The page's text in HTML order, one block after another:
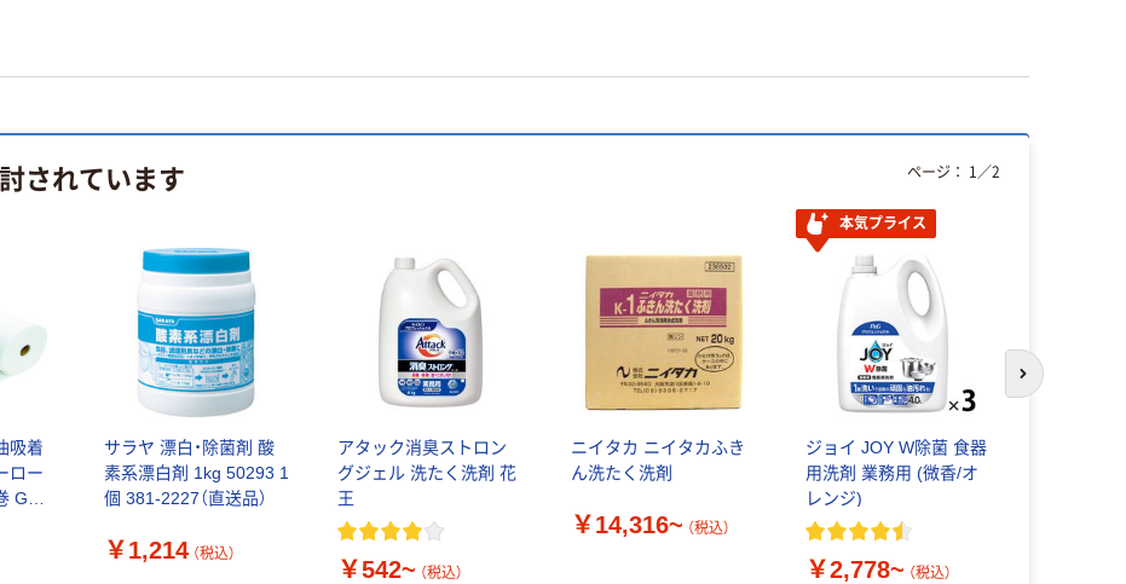
されています
吸着
ロー
GH-
サラヤ 漂白・除菌剤 酸
素系漂白剤 1kg 50293 1
個 381-2227（直送品）
￥1,214 （税込）
アタック消臭ストロン
グジェル 洗たく洗剤 花
王
￥542~ （税込）
ニイタカ ニイタカふき
ん洗たく洗剤
￥14,316~ （税込）
本気プライス
ジョイ JOY W除菌 食器
用洗剤 業務用 (微香/オ
レンジ)
￥2,778~ （税込）
ページ： 1 ／2
次のスライド